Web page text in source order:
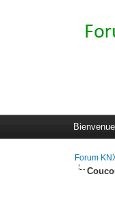
Forum